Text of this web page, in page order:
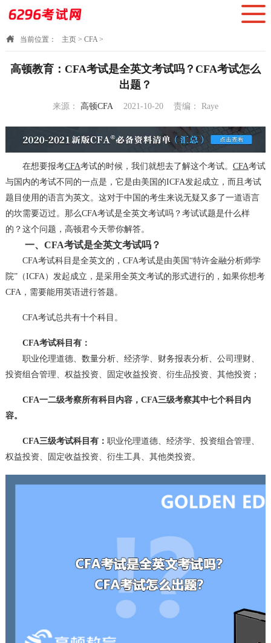
当前位置： 主页> CFA>
高顿教育：CFA考试是全英文考试吗？CFA考试怎么
出题？
来源： 高顿CFA
2021-10-20
责编： Raye
在想要报考CFA考试的时候，我们就想去了解这个考试。 CFA考试
与国内的考试不同的一点是，它是由美国的ICFA发起成立，而且考试
题目使用的语言为英文。这对于中国的考生来说无疑又多了一道语言
的坎需要迈过。那么CFA考试是全英文考试吗？考试试题是什么样
的？这个问题，高顿君今天带你解答。
一、CFA考试是全英文考试吗？
CFA考试科目是全英文的，CFA考试是由美国“特许金融分析师学
院”（ICFA）发起成立，是采用全英文考试的形式进行的，如果你想考
CFA，需要能用英语进行答题。
CFA考试总共有十个科目。
CFA考试科目有：
职业伦理道德、数量分析、经济学、财务报表分析、公司理财、
投资组合管理、权益投资、固定收益投资、衍生品投资、其他投资；
CFA一二级考察所有科目内容，CFA三级考察其中七个科目内
容。
CFA三级考试科目有： 职业伦理道德、经济学、投资组合管理、
权益投资、固定收益投资、衍生工具、其他类投资。